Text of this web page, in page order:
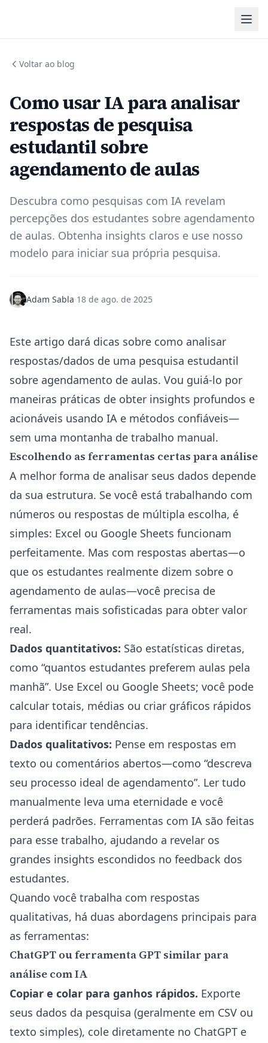
Voltar ao blog
Como usar IA para analisar
respostas de pesquisa
estudantil sobre
agendamento de aulas
Descubra como pesquisas com IA revelam
percepções dos estudantes sobre agendamento
de aulas. Obtenha insights claros e use nosso
modelo para iniciar sua própria pesquisa.
Adam Sabla·18 de ago. de 2025
Este artigo dará dicas sobre como analisar
respostas/dados de uma pesquisa estudantil
sobre agendamento de aulas. Vou guiá-lo por
maneiras práticas de obter insights profundos e
acionáveis usando IA e métodos confiáveis—
sem uma montanha de trabalho manual.
Escolhendo as ferramentas certas para análise
A melhor forma de analisar seus dados depende
da sua estrutura. Se você está trabalhando com
números ou respostas de múltipla escolha, é
simples: Excel ou Google Sheets funcionam
perfeitamente. Mas com respostas abertas—o
que os estudantes realmente dizem sobre o
agendamento de aulas—você precisa de
ferramentas mais sofisticadas para obter valor
real.
Dados quantitativos: São estatísticas diretas,
como “quantos estudantes preferem aulas pela
manhã”. Use Excel ou Google Sheets; você pode
calcular totais, médias ou criar gráficos rápidos
para identificar tendências.
Dados qualitativos: Pense em respostas em
texto ou comentários abertos—como “descreva
seu processo ideal de agendamento”. Ler tudo
manualmente leva uma eternidade e você
perderá padrões. Ferramentas com IA são feitas
para esse trabalho, ajudando a revelar os
grandes insights escondidos no feedback dos
estudantes.
Quando você trabalha com respostas
qualitativas, há duas abordagens principais para
as ferramentas:
ChatGPT ou ferramenta GPT similar para
análise com IA
Copiar e colar para ganhos rápidos. Exporte
seus dados da pesquisa (geralmente em CSV ou
texto simples), cole diretamente no ChatGPT e